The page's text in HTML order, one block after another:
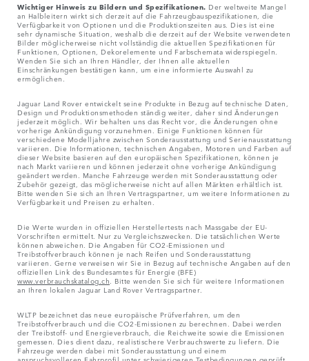
Wichtiger Hinweis zu Bildern und Spezifikationen. Der weltweite Mangel
an Halbleitern wirkt sich derzeit auf die Fahrzeugbauspezifikationen, die
Verfügbarkeit von Optionen und die Produktionszeiten aus. Dies ist eine
sehr dynamische Situation, weshalb die derzeit auf der Website verwendeten
Bilder möglicherweise nicht vollständig die aktuellen Spezifikationen für
Funktionen, Optionen, Dekorelemente und Farbschemata widerspiegeln.
Wenden Sie sich an Ihren Händler, der Ihnen alle aktuellen
Einschränkungen bestätigen kann, um eine informierte Auswahl zu
ermöglichen.
Jaguar Land Rover entwickelt seine Produkte in Bezug auf technische Daten,
Design und Produktionsmethoden ständig weiter, daher sind Änderungen
jederzeit möglich. Wir behalten uns das Recht vor, die Änderungen ohne
vorherige Ankündigung vorzunehmen. Einige Funktionen können für
verschiedene Modelljahre zwischen Sonderausstattung und Serienausstattung
variieren. Die Informationen, technischen Angaben, Motoren und Farben auf
dieser Website basieren auf den europäischen Spezifikationen, können je
nach Markt variieren und können jederzeit ohne vorherige Ankündigung
geändert werden. Manche Fahrzeuge werden mit Sonderausstattung oder
Zubehör gezeigt, das möglicherweise nicht auf allen Märkten erhältlich ist.
Bitte wenden Sie sich an Ihren Vertragspartner, um weitere Informationen zu
Verfügbarkeit und Preisen zu erhalten.
Die Werte wurden in offiziellen Herstellertests nach Massgabe der EU-
Vorschriften ermittelt. Nur zu Vergleichszwecken. Die tatsächlichen Werte
können abweichen. Die Angaben für CO2-Emissionen und
Treibstoffverbrauch können je nach Reifen und Sonderausstattung
variieren. Gerne verweisen wir Sie in Bezug auf technische Angaben auf den
offiziellen Link des Bundesamtes für Energie (BFE)
www.verbrauchskatalog.ch. Bitte wenden Sie sich für weitere Informationen
an Ihren lokalen Jaguar Land Rover Vertragspartner.
WLTP bezeichnet das neue europäische Prüfverfahren, um den
Treibstoffverbrauch und die CO2-Emissionen zu berechnen. Dabei werden
der Treibstoff- und Energieverbrauch, die Reichweite sowie die Emissionen
gemessen. Dies dient dazu, realistischere Verbrauchswerte zu liefern. Die
Fahrzeuge werden dabei mit Sonderausstattung und einem